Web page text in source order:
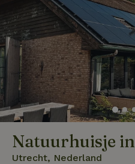
Natuurhuisje
Utrecht, Nederland